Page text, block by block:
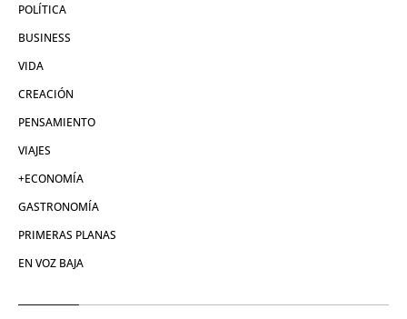
POLÍTICA
BUSINESS
VIDA
CREACIÓN
PENSAMIENTO
VIAJES
+ECONOMÍA
GASTRONOMÍA
PRIMERAS PLANAS
EN VOZ BAJA